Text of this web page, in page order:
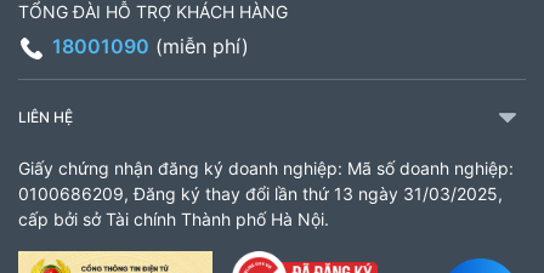
CH 21B Ba La (CH 16 Ba La)
903460846
Giờ làm việc: 8:00 - 18:00
TỔNG ĐÀI HỖ TRỢ KHÁCH HÀNG
18001090 (miễn phí)
LIÊN HỆ
Giấy chứng nhận đăng ký doanh nghiệp: Mã số doanh nghiệp:
0100686209, Đăng ký thay đổi lần thứ 13 ngày 31/03/2025,
cấp bởi sở Tài chính Thành phố Hà Nội.